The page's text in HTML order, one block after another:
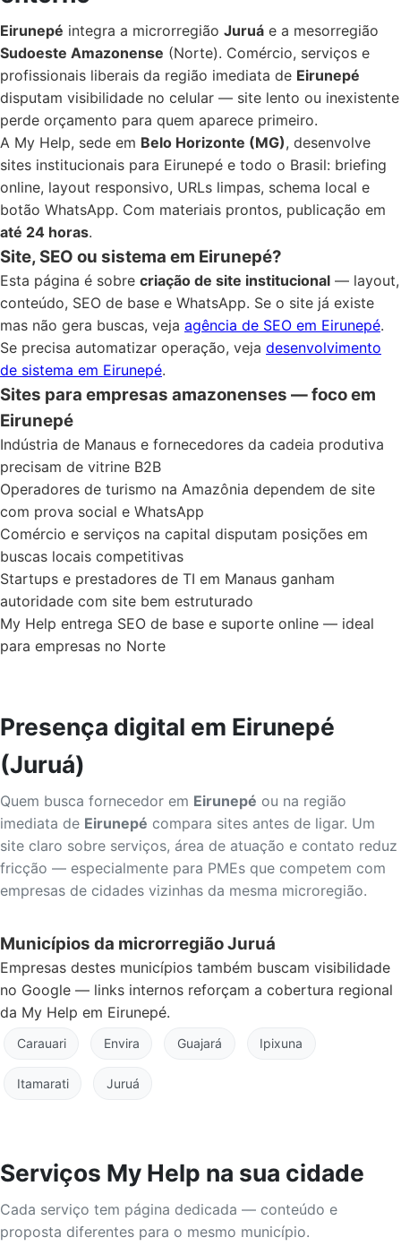
Eirunepé integra a microrregião Juruá e a mesorregião
Sudoeste Amazonense (Norte). Comércio, serviços e
profissionais liberais da região imediata de Eirunepé
disputam visibilidade no celular — site lento ou inexistente
perde orçamento para quem aparece primeiro.
A My Help, sede em Belo Horizonte (MG), desenvolve
sites institucionais para Eirunepé e todo o Brasil: briefing
online, layout responsivo, URLs limpas, schema local e
botão WhatsApp. Com materiais prontos, publicação em
até 24 horas.
Site, SEO ou sistema em Eirunepé?
Esta página é sobre criação de site institucional — layout,
conteúdo, SEO de base e WhatsApp. Se o site já existe
mas não gera buscas, veja agência de SEO em Eirunepé.
Se precisa automatizar operação, veja desenvolvimento
de sistema em Eirunepé.
Sites para empresas amazonenses — foco em
Eirunepé
Indústria de Manaus e fornecedores da cadeia produtiva
precisam de vitrine B2B
Operadores de turismo na Amazônia dependem de site
com prova social e WhatsApp
Comércio e serviços na capital disputam posições em
buscas locais competitivas
Startups e prestadores de TI em Manaus ganham
autoridade com site bem estruturado
My Help entrega SEO de base e suporte online — ideal
para empresas no Norte
Presença digital em Eirunepé
(Juruá)
Quem busca fornecedor em Eirunepé ou na região
imediata de Eirunepé compara sites antes de ligar. Um
site claro sobre serviços, área de atuação e contato reduz
fricção — especialmente para PMEs que competem com
empresas de cidades vizinhas da mesma microregião.
Municípios da microrregião Juruá
Empresas destes municípios também buscam visibilidade
no Google — links internos reforçam a cobertura regional
da My Help em Eirunepé.
Carauari Envira Guajará Ipixuna
Itamarati Juruá
Serviços My Help na sua cidade
Cada serviço tem página dedicada — conteúdo e
proposta diferentes para o mesmo município.